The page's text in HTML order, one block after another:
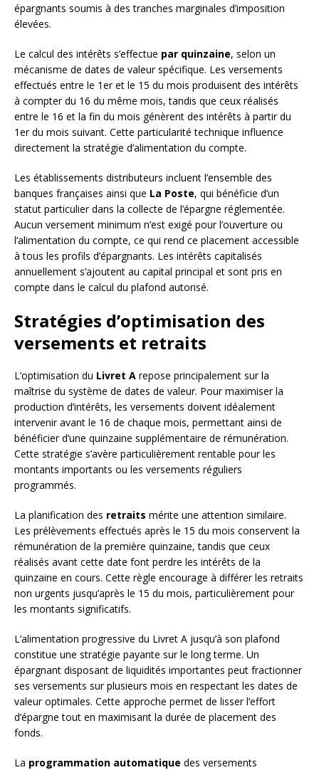
épargnants soumis à des tranches marginales d’imposition
élevées.
Le calcul des intérêts s’effectue par quinzaine, selon un
mécanisme de dates de valeur spécifique. Les versements
effectués entre le 1er et le 15 du mois produisent des intérêts
à compter du 16 du même mois, tandis que ceux réalisés
entre le 16 et la fin du mois génèrent des intérêts à partir du
1er du mois suivant. Cette particularité technique influence
directement la stratégie d’alimentation du compte.
Les établissements distributeurs incluent l’ensemble des
banques françaises ainsi que La Poste, qui bénéficie d’un
statut particulier dans la collecte de l’épargne réglementée.
Aucun versement minimum n’est exigé pour l’ouverture ou
l’alimentation du compte, ce qui rend ce placement accessible
à tous les profils d’épargnants. Les intérêts capitalisés
annuellement s’ajoutent au capital principal et sont pris en
compte dans le calcul du plafond autorisé.
Stratégies d’optimisation des
versements et retraits
L’optimisation du Livret A repose principalement sur la
maîtrise du système de dates de valeur. Pour maximiser la
production d’intérêts, les versements doivent idéalement
intervenir avant le 16 de chaque mois, permettant ainsi de
bénéficier d’une quinzaine supplémentaire de rémunération.
Cette stratégie s’avère particulièrement rentable pour les
montants importants ou les versements réguliers
programmés.
La planification des retraits mérite une attention similaire.
Les prélèvements effectués après le 15 du mois conservent la
rémunération de la première quinzaine, tandis que ceux
réalisés avant cette date font perdre les intérêts de la
quinzaine en cours. Cette règle encourage à différer les retraits
non urgents jusqu’après le 15 du mois, particulièrement pour
les montants significatifs.
L’alimentation progressive du Livret A jusqu’à son plafond
constitue une stratégie payante sur le long terme. Un
épargnant disposant de liquidités importantes peut fractionner
ses versements sur plusieurs mois en respectant les dates de
valeur optimales. Cette approche permet de lisser l’effort
d’épargne tout en maximisant la durée de placement des
fonds.
La programmation automatique des versements